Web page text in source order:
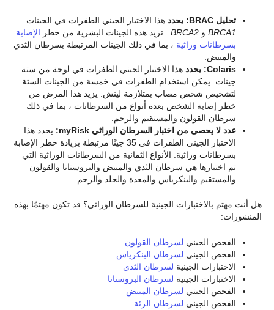
تحليل BRAC: يحدد
هذا الاختبار الجيني الطفرات في الجينات
BRCA1 و BRCA2 . تزيد هذه الجينات البشرية من خطر الإصابة
بسرطانات وراثية ، بما في ذلك الجينات المرتبطة بسرطان الثدي
والمبيض.
Colaris: يحدد
هذا الاختبار الجيني الطفرات في لوحة من ستة
جينات. يمكن استخدام الطفرات في خمسة من الجينات الستة
لتشخيص شخص مصاب بمتلازمة لينش. يزيد هذا المرض من
خطر إصابة الشخص بعدة أنواع من السرطانات ، بما في ذلك
سرطان القولون والمستقيم والرحم.
عدد لا يحصى من اختبار السرطان الوراثي myRisk:
يحدد هذا
الاختبار الجيني الطفرات في 35 جينًا مرتبطة بزيادة خطر الإصابة
بسرطانات وراثية. الأنواع الثمانية من السرطانات الوراثية التي
تم اختبارها هي سرطان الثدي والمبيض والبروستاتا والقولون
والمستقيم والبنكرياس والمعدة والجلد والرحم.
هل أنت مهتم بالاختبارات الجينية للسرطان الوراثي؟ قد تكون مهتمًا بهذه
المنشورات:
الفحص الجيني لسرطان القولون
الفحص الجيني لسرطان البنكرياس
الاختبارات الجينية لسرطان الثدي
الاختبارات الجينية لسرطان البروستاتا
الفحص الجيني لسرطان المبيض
الفحص الجيني لسرطان الرئة